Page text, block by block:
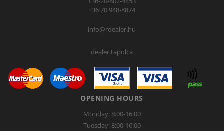
+36 70 948-8874
info@rdealer.hu
dealer.tapolca
OPENING HOURS
Monday: 8:00-16:00
Tuesday: 8:00-16:00